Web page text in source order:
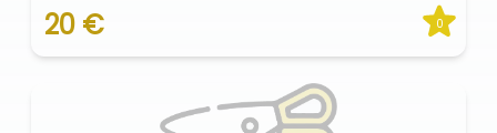
20 € 0